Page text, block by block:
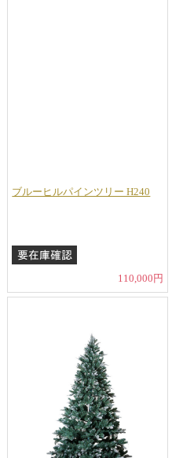
ブルーヒルパインツリー H240
110,000円